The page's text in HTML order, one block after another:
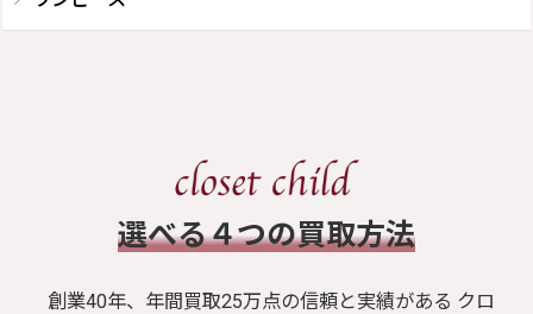
​選べる４つの買取方法
創業40年、年間買取25万点の信頼と実績がある クロ